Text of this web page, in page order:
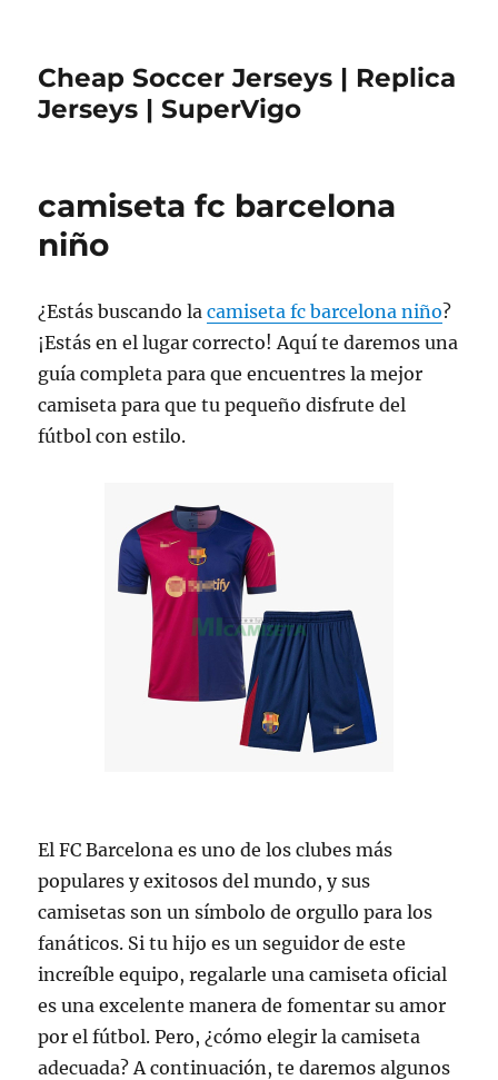
Cheap Soccer Jerseys | Replica
Jerseys | SuperVigo
camiseta fc barcelona
niño
¿Estás buscando lacamiseta fc barcelona niño?
¡Estás en el lugar correcto! Aquí te daremos una
guía completa para que encuentres la mejor
camiseta para que tu pequeño disfrute del
fútbol con estilo.
El FC Barcelona es uno de los clubes más
populares y exitosos del mundo, y sus
camisetas son un símbolo de orgullo para los
fanáticos. Si tu hijo es un seguidor de este
increíble equipo, regalarle una camiseta oficial
es una excelente manera de fomentar su amor
por el fútbol. Pero, ¿cómo elegir la camiseta
adecuada? A continuación, te daremos algunos